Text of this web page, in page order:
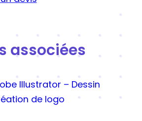
associées
Illustrator – Dessin
de logo